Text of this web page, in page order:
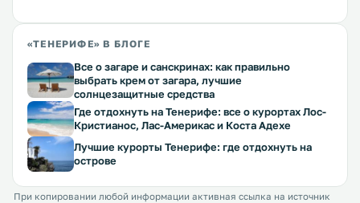
«ТЕНЕРИФЕ» В БЛОГЕ
Все о загаре и санскринах: как правильно
выбрать крем от загара, лучшие
солнцезащитные средства
Где отдохнуть на Тенерифе: все о курортах Лос-
Кристианос, Лас-Америкас и Коста Адехе
Лучшие курорты Тенерифе: где отдохнуть на
острове
При копировании любой информации активная ссылка на источник